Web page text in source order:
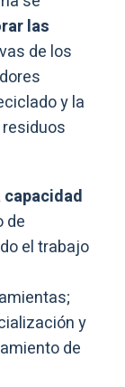
las
de los
y la
de
el trabajo
y
de